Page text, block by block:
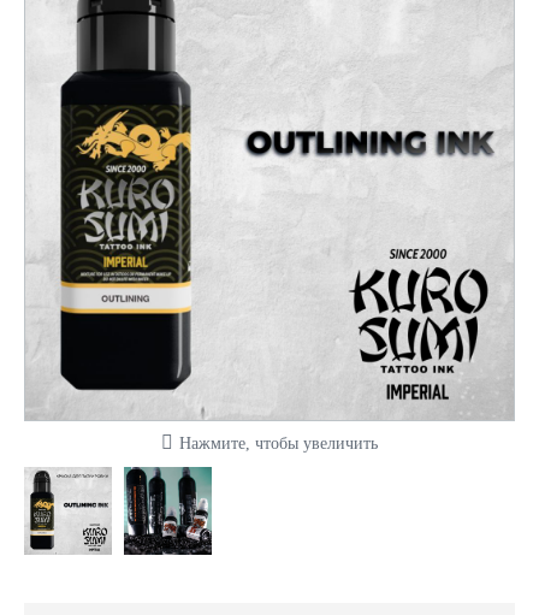
Нажмите, чтобы увеличить